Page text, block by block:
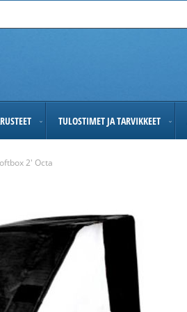
TULOSTIMET JA TARVIKKEET
2' Octa